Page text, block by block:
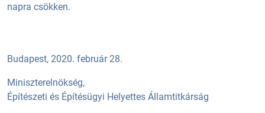
napra csökken.
Budapest, 2020. február 28.
Miniszterelnökség,
Építészeti és Építésügyi Helyettes Államtitkárság